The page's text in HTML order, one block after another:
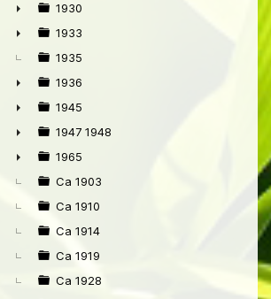
►
1930
►
1933
1935
►
1936
►
1945
►
1947 1948
►
1965
Ca 1903
Ca 1910
Ca 1914
Ca 1919
Ca 1928